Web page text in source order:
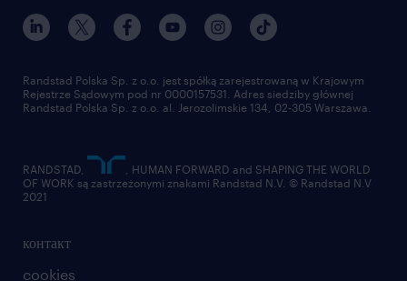
для медиа
для поставщиков
наш мир
работа в randstad
отправить резюме
контакт
cookies
Randstad Polska Sp. z o.o. jest spółką zarejestrowaną w Krajowym
Rejestrze Sądowym pod nr 0000157531. Adres siedziby głównej
Randstad Polska Sp. z o.o. al. Jerozolimskie 134, 02-305 Warszawa.
RANDSTAD,
, HUMAN FORWARD and SHAPING THE WORLD
OF WORK są zastrzeżonymi znakami Randstad N.V. © Randstad N.V
2021